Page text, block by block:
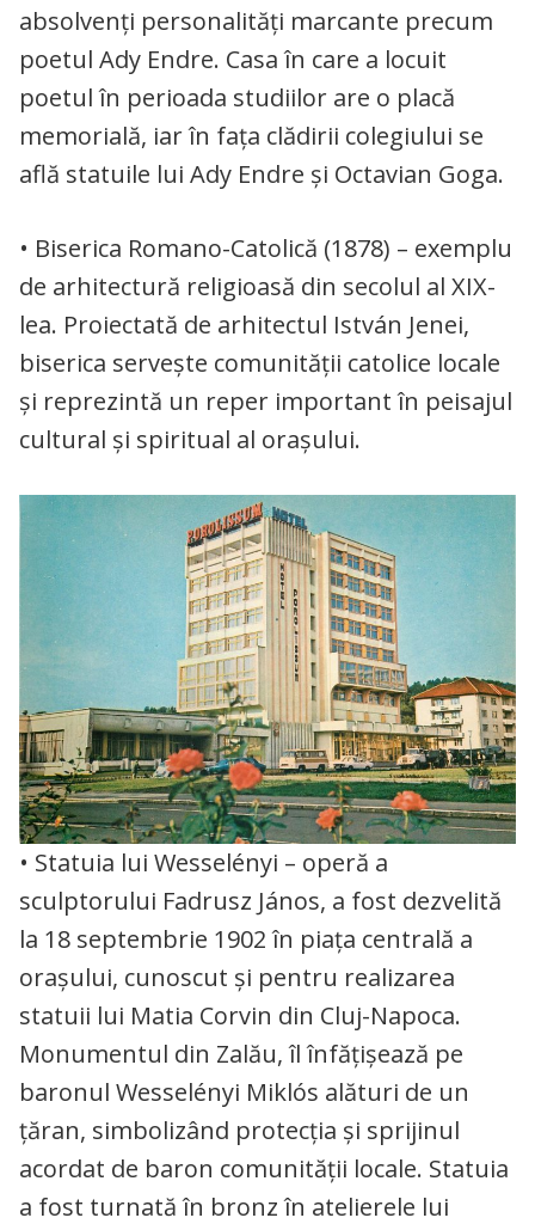
absolvenți personalități marcante precum
poetul Ady Endre. Casa în care a locuit
poetul în perioada studiilor are o placă
memorială, iar în fața clădirii colegiului se
află statuile lui Ady Endre și Octavian Goga.
• Biserica Romano-Catolică (1878) – exemplu
de arhitectură religioasă din secolul al XIX-
lea. Proiectată de arhitectul István Jenei,
biserica servește comunității catolice locale
și reprezintă un reper important în peisajul
cultural și spiritual al orașului.
• Statuia lui Wesselényi – operă a
sculptorului Fadrusz János, a fost dezvelită
la 18 septembrie 1902 în piața centrală a
orașului, cunoscut şi pentru realizarea
statuii lui Matia Corvin din Cluj-Napoca.
Monumentul din Zalău, îl înfățișează pe
baronul Wesselényi Miklós alături de un
țăran, simbolizând protecția și sprijinul
acordat de baron comunității locale. Statuia
a fost turnată în bronz în atelierele lui